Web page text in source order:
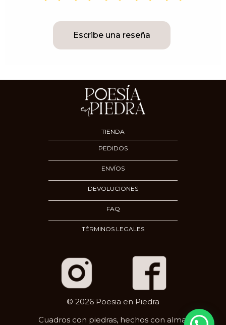
Escribe una reseña
TIENDA
PEDIDOS
ENVÍOS
DEVOLUCIONES
FAQ
TÉRMINOS LEGALES
© 2026 Poesia en Piedra
Cuadros con piedras, hechos con alma.